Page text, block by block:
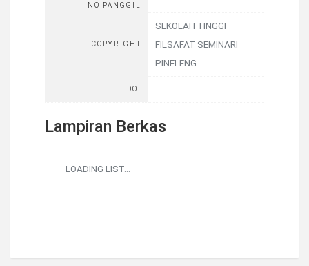
NO PANGGIL
COPYRIGHT
SEKOLAH TINGGI
FILSAFAT SEMINARI
PINELENG
DOI
Lampiran Berkas
LOADING LIST...